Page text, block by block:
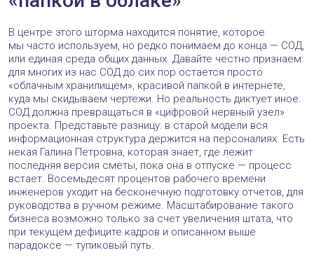
В центре этого шторма находится понятие, которое
мы часто используем, но редко понимаем до конца — СОД,
или единая среда общих данных. Давайте честно признаем:
для многих из нас СОД до сих пор остается просто
«облачным хранилищем», красивой папкой в интернете,
куда мы скидываем чертежи. Но реальность диктует иное.
СОД должна превращаться в «цифровой нервный узел»
проекта. Представьте разницу: в старой модели вся
информационная структура держится на персоналиях. Есть
некая Галина Петровна, которая знает, где лежит
последняя версия сметы, пока она в отпуске — процесс
встает. Восемьдесят процентов рабочего времени
инженеров уходит на бесконечную подготовку отчетов, для
руководства в ручном режиме. Масштабирование такого
бизнеса возможно только за счет увеличения штата, что
при текущем дефиците кадров и описанном выше
парадоксе — тупиковый путь.